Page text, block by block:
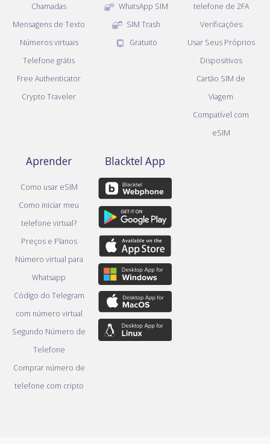
Chamadas
Mensagens de Texto
Números virtuais
Telefone grátis
Free Authenticator
Crypto Traveler
WhatsApp SIM
SIM Trash
Gratuito
telefone de 2FA
Verificações
Usar Seus Próprios
Dispositivos
Cartão SIM de
Viagem
Compatível com
eSIM
Aprender
Como usar eSIM
Como iniciar meu
telefone virtual?
Preços e Planos
Número virtual para
Whatsapp
Código do Telegram
com número virtual
Segundo Número de
Telefone
Comprar número de
telefone com cripto
Blacktel App